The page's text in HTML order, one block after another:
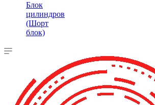
Блок
цилиндров
(Шорт
блок)